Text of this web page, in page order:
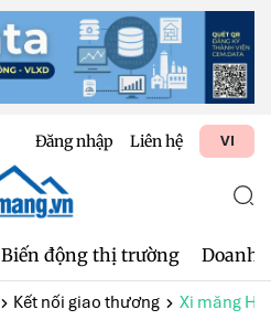
Đăng nhập Liên hệ VI
Biến động thị trường Doanh
Kết nối giao thương Xi măng